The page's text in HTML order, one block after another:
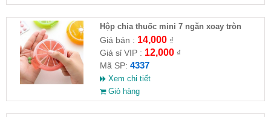
Hộp chia thuốc mini 7 ngăn xoay tròn
Giá bán : 14,000₫
Giá sỉ VIP : 12,000₫
Mã SP: 4337
Xem chi tiết
Giỏ hàng